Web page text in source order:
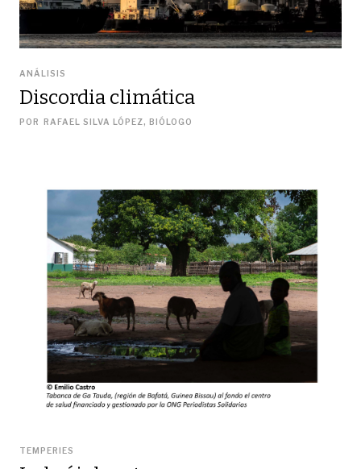
ANÁLISIS
Discordia climática
POR RAFAEL SILVA LÓPEZ, BIÓLOGO
TEMPERIES